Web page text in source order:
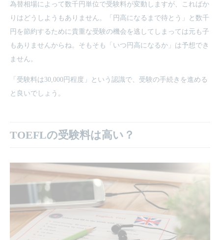
為替相場によって数千円単位で受験料が変動しますが、こればか
りはどうしようもありません。「円高になるまで待とう」と数千
円を節約するために貴重な受験の機会を逃してしまっては元も子
もありませんからね。そもそも「いつ円高になるか」は予想でき
ません。
「受験料は30,000円程度」という認識で、受験の手続きを進める
と良いでしょう。
TOEFLの受験料は高い？